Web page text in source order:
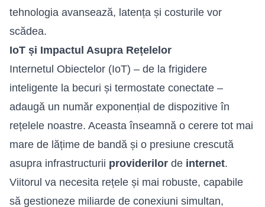
tehnologia avansează, latența și costurile vor
scădea.
IoT și Impactul Asupra Rețelelor
Internetul Obiectelor (IoT) – de la frigidere
inteligente la becuri și termostate conectate –
adaugă un număr exponențial de dispozitive în
rețelele noastre. Aceasta înseamnă o cerere tot mai
mare de lățime de bandă și o presiune crescută
asupra infrastructurii providerilor de internet.
Viitorul va necesita rețele și mai robuste, capabile
să gestioneze miliarde de conexiuni simultan,